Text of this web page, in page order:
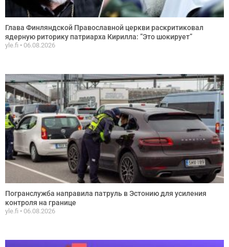
Глава Финляндской Православной церкви раскритиковал
ядерную риторику патриарха Кирилла: ”Это шокирует”
yle.fi 06.08.2026
Погранслужба направила патруль в Эстонию для усиления
контроля на границе
yle.fi 06.08.2026